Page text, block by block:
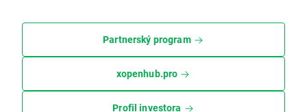
Partnerský program
xopenhub.pro
Profil investora